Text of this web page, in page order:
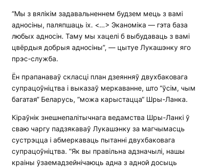
“Мы з вялікім задавальненнем будзем мець з вамі
адносіны, паляпшаць іх. <…> Эканоміка — гэта база
любых адносін. Таму мы хацелі б выбудаваць з вамі
цвёрдыя добрыя адносіны”, — цытуе Лукашэнку яго
прэс-служба.
Ён прапанаваў скласці план дзеянняў двухбаковага
супрацоўніцтва і выказаў меркаванне, што “ўсім, чым
багатая“ Беларусь, “можа карыстацца“ Шры-Ланка.
Кіраўнік знешнепалітычнага ведамства Шры-Ланкі ў
сваю чаргу падзякаваў Лукашэнку за магчымасць
сустрэцца і абмеркаваць пытанні двухбаковага
супрацоўніцтва. “Як вы правільна адзначылі, нашы
краіны ўзаемадзейнічаюць адна з адной досыць